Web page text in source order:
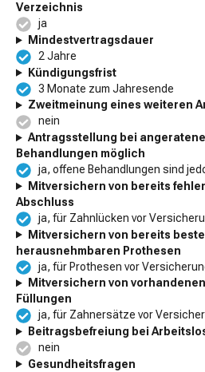
Verzeichnis
ja
Mindestvertragsdauer
2 Jahre
Kündigungsfrist
3 Monate zum Jahresende
Zweitmeinung eines weiteren
nein
Antragsstellung bei
Behandlungen möglich
ja, offene Behandlungen sind
Mitversichern von bereits
Abschluss
ja, für Zahnlücken vor
Mitversichern von bereits
herausnehmbaren Prothesen
ja, für Prothesen vor
Mitversichern von
Füllungen
ja, für Zahnersätze vor
Beitragsbefreiung bei
nein
Gesundheitsfragen